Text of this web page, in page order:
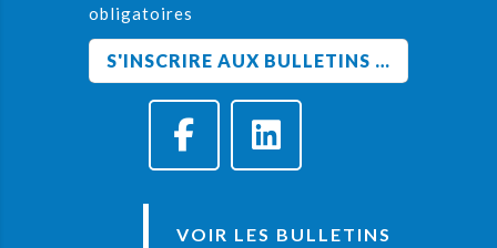
obligatoires
VOIR LES BULLETINS